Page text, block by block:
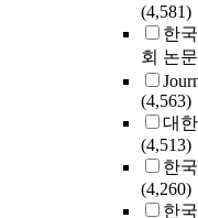
(4,581)
한
회 논
(4,563)
대
(4,513)
한
(4,260)
한